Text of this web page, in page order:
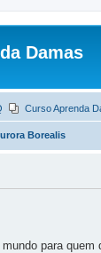
Damas
Curso Aprenda
Borealis
para quem